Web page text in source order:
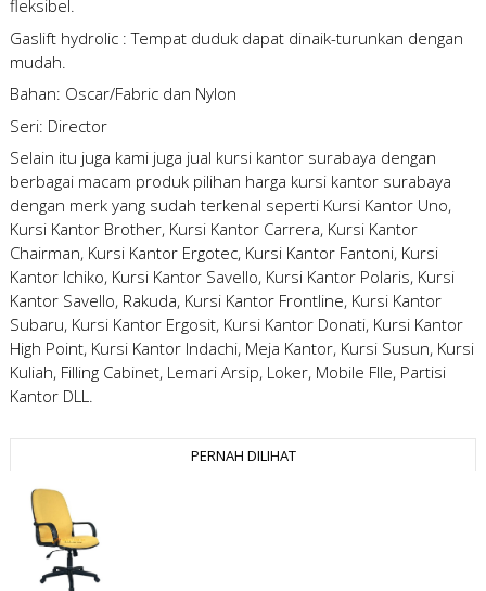
fleksibel.
Gaslift hydrolic : Tempat duduk dapat dinaik-turunkan dengan
mudah.
Bahan: Oscar/Fabric dan Nylon
Seri: Director
Selain itu juga kami juga jual kursi kantor surabaya dengan
berbagai macam produk pilihan harga kursi kantor surabaya
dengan merk yang sudah terkenal seperti Kursi Kantor Uno,
Kursi Kantor Brother, Kursi Kantor Carrera, Kursi Kantor
Chairman, Kursi Kantor Ergotec, Kursi Kantor Fantoni, Kursi
Kantor Ichiko, Kursi Kantor Savello, Kursi Kantor Polaris, Kursi
Kantor Savello, Rakuda, Kursi Kantor Frontline, Kursi Kantor
Subaru, Kursi Kantor Ergosit, Kursi Kantor Donati, Kursi Kantor
High Point, Kursi Kantor Indachi, Meja Kantor, Kursi Susun, Kursi
Kuliah, Filling Cabinet, Lemari Arsip, Loker, Mobile FIle, Partisi
Kantor DLL.
PERNAH DILIHAT